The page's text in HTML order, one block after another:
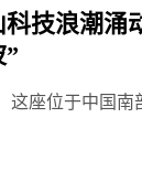
技浪潮涌
”
这座位于中国